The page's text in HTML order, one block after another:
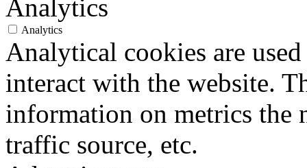
Analytical cookies are
interact with the website.
information on metrics the
traffic source, etc.
Advertisement